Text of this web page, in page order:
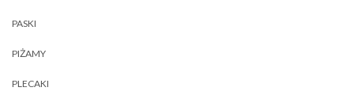
PASKI
PIŻAMY
PLECAKI